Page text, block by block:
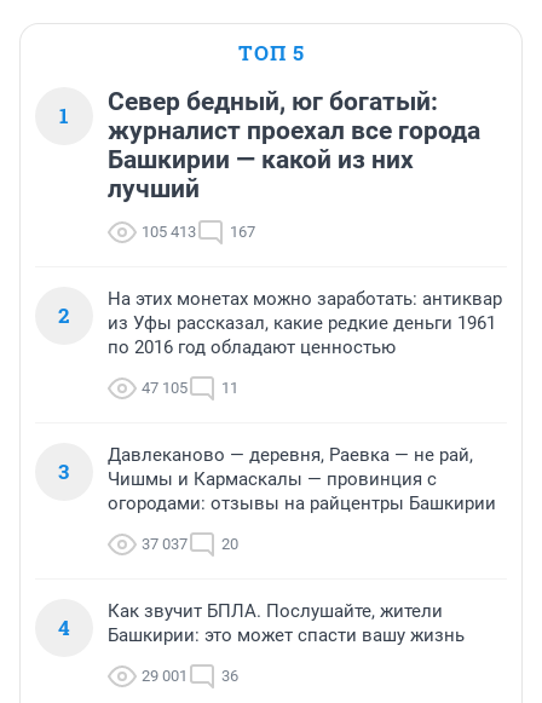
ТОП 5
1
Север бедный, юг богатый:
журналист проехал все города
Башкирии — какой из них
лучший
105 413 167
2
На этих монетах можно заработать: антиквар
из Уфы рассказал, какие редкие деньги 1961
по 2016 год обладают ценностью
47 105 11
3
Давлеканово — деревня, Раевка — не рай,
Чишмы и Кармаскалы — провинция с
огородами: отзывы на райцентры Башкирии
37 037 20
4
Как звучит БПЛА. Послушайте, жители
Башкирии: это может спасти вашу жизнь
29 001 36